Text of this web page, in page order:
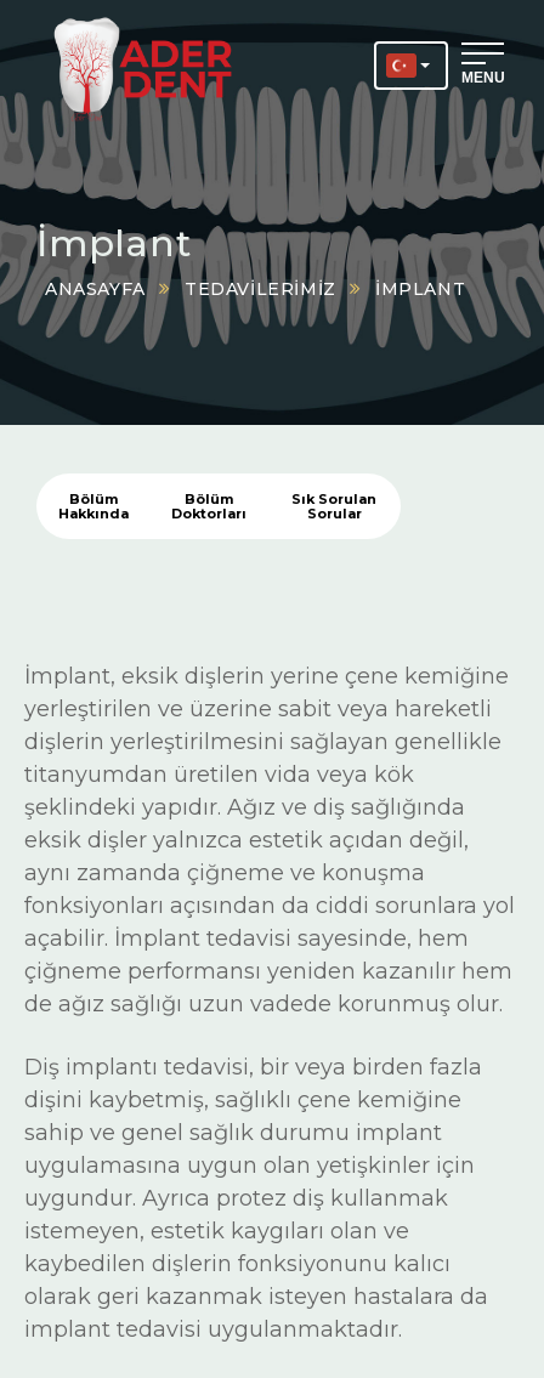
MENU
İmplant
ANASAYFA TEDAVILERIMIZ İMPLANT
Bölüm
Hakkında
Bölüm
Doktorları
Sık Sorulan
Sorular
İmplant, eksik dişlerin yerine çene kemiğine
yerleştirilen ve üzerine sabit veya hareketli
dişlerin yerleştirilmesini sağlayan genellikle
titanyumdan üretilen vida veya kök
şeklindeki yapıdır. Ağız ve diş sağlığında
eksik dişler yalnızca estetik açıdan değil,
aynı zamanda çiğneme ve konuşma
fonksiyonları açısından da ciddi sorunlara yol
açabilir. İmplant tedavisi sayesinde, hem
çiğneme performansı yeniden kazanılır hem
de ağız sağlığı uzun vadede korunmuş olur.
Diş implantı tedavisi, bir veya birden fazla
dişini kaybetmiş, sağlıklı çene kemiğine
sahip ve genel sağlık durumu implant
uygulamasına uygun olan yetişkinler için
uygundur. Ayrıca protez diş kullanmak
istemeyen, estetik kaygıları olan ve
kaybedilen dişlerin fonksiyonunu kalıcı
olarak geri kazanmak isteyen hastalara da
implant tedavisi uygulanmaktadır.